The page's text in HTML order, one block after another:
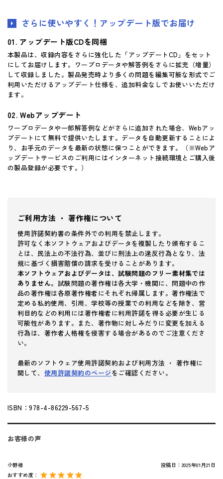
さらに使いやすく！アップデート版でお届け
アップデート版CDを同梱
本製品は、収録内容をさらに強化した「アップデートCD」をセット
にしてお届けします。ワープロデータや解答例をさらに拡充（増量）
して収録しました。製品発売時より多くの問題を編集可能な形式でご
利用いただけるアップデート仕様を、追加料金なしでお使いいただけ
ます。
Webアップデート
ワープロデータや一部解答例などがさらに追加された場合、Webアッ
プデートにて無料で提供いたします。データを自動更新することによ
り、お手元のデータを最新の状態に保つことができます。（※Webア
ップデートサービスのご利用にはインターネット接続環境とご購入後
の製品登録が必要です。）
ご利用方法 ・ 著作権について
使用許諾契約書の条件外での利用を禁止します。
許可なく本ソフトウェアおよびデータを複製したり頒布するこ
とは、民法上の不法行為、並びに刑法上の違反行為となり、法
規に基づく損害賠償の請求を受けることがあります。
本ソフトウェアおよびデータは、試験問題のフリー素材集では
ありません。 試験問題の著作権は各大学・機関に、問題中の作
品の著作権は各原著作権者にそれぞれ帰属します。著作権法で
定める私的使用、引用、学校等の授業での利用などを除き、営
利目的などの利用には著作権者に利用許諾を得る必要が生じる
可能性があります。また、著作物に対しみだりに変更を加える
行為は、著作者人格権を侵害する場合があるのでご注意くださ
い。
最新のソフトウェア使用許諾契約および利用方法 ・ 著作権に
関して、 使用許諾契約のページをご確認ください。
ISBN：978-4-86229-567-5
お客様の声
小野様 投稿日： 2025年01月21日
おすすめ度：